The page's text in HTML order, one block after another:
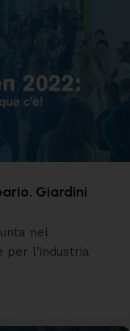
Giardini
nel
per l’industria